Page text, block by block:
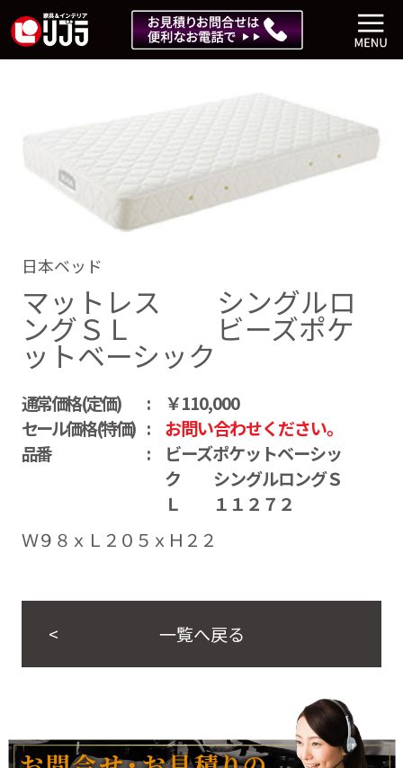
日本ベッド
マットレス シングルロ
ングＳＬ ビーズポケ
ットベーシック
通常価格(定価)
￥110,000
セール価格(特価)
お問い合わせください。
品番
ビーズポケットベーシッ
ク シングルロングＳ
Ｌ １１２７２
Ｗ９８ｘＬ２０５ｘＨ２２
一覧へ戻る